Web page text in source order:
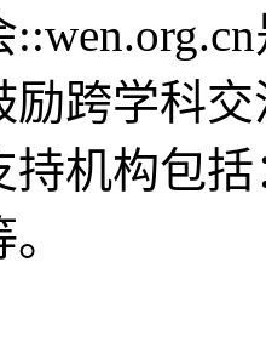
励跨学科
持机构包